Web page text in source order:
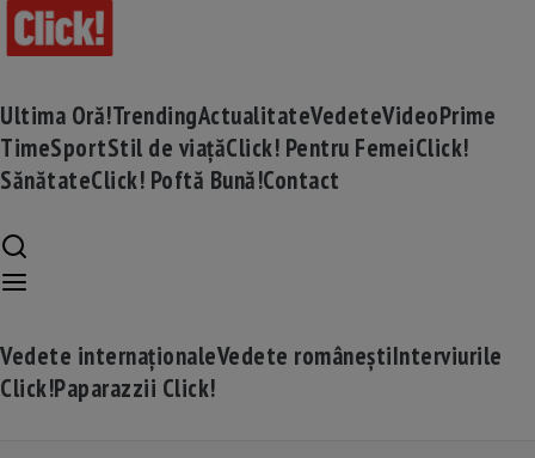
Ultima Oră!TrendingActualitateVedeteVideoPrime
TimeSportStil de viațăClick! Pentru FemeiClick!
SănătateClick! Poftă Bună!Contact
Vedete internaționaleVedete româneștiInterviurile
Click!Paparazzii Click!